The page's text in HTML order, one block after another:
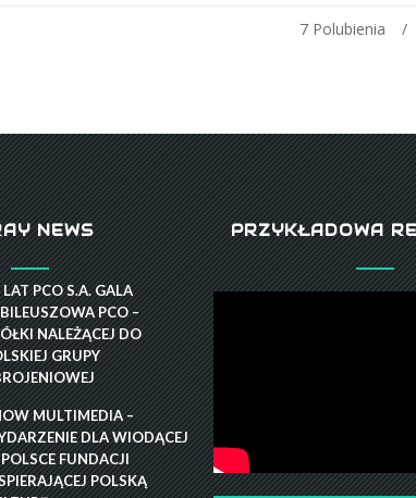
7 Polubienia
NEWS
PCO S.A. GALA
PCO –
NALEŻĄCEJ DO
GRUPY
MULTIMEDIA –
DLA WIODĄCEJ
FUNDACJI
POLSKĄ
PRZYKŁADOWA